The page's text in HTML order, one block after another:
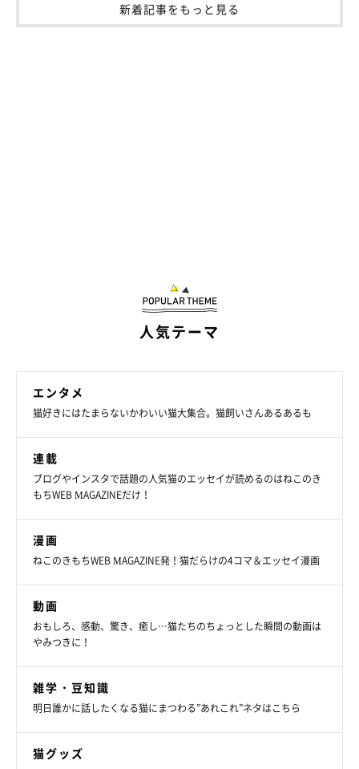
新着記事をもっと見る
人気テーマ
エンタメ
猫好きにはたまらないかわいい猫大集合。猫飼いさんあるあるも
連載
ブログやインスタで話題の人気猫のエッセイが読めるのはねこのき
もちWEB MAGAZINEだけ！
漫画
ねこのきもちWEB MAGAZINE発！猫だらけの4コマ＆エッセイ漫画
動画
おもしろ、感動、驚き、癒し…猫たちのちょっとした瞬間の動画は
やみつきに！
雑学・豆知識
明日誰かに話したくなる猫にまつわる”あれこれ”ネタはこちら
猫グッズ